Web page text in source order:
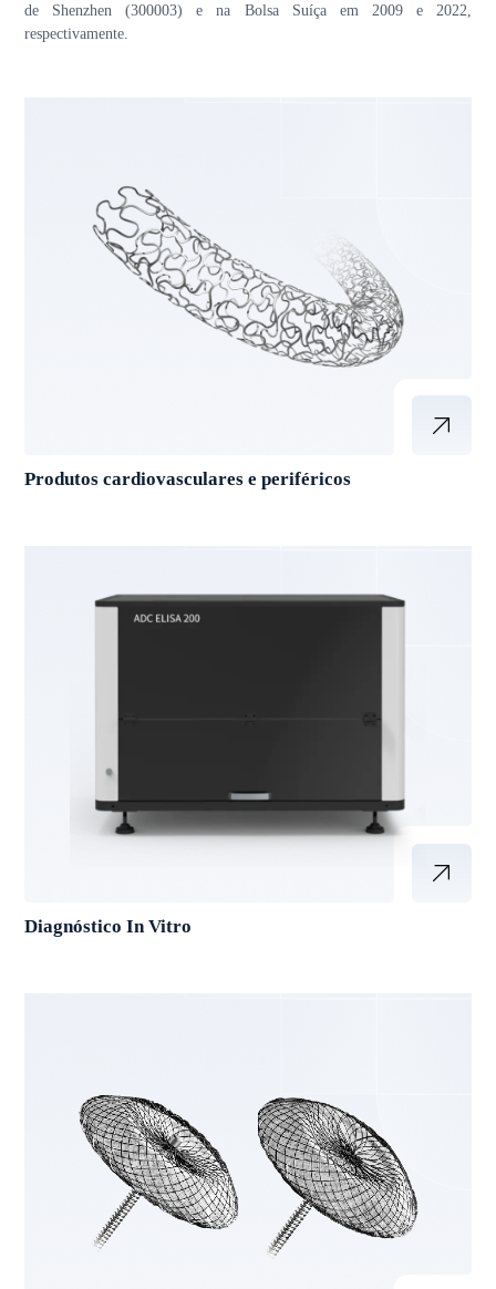
de Shenzhen (300003) e na Bolsa Suíça em 2009 e 2022,
respectivamente.
Produtos cardiovasculares e periféricos
Diagnóstico In Vitro